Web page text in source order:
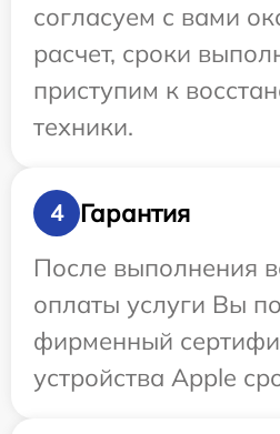
согласуем с вами
расчет, сроки
приступим к
техники.
4
Гарантия
После выполнения
оплаты услуги Вы
фирменный
устройства Apple